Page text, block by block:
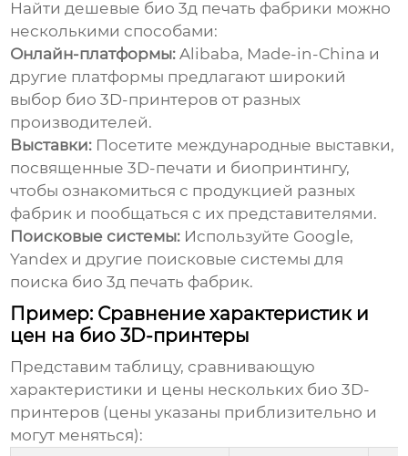
Найтидешевые био 3д печать фабрики можно
несколькими способами:
Онлайн-платформы: Alibaba, Made-in-China и
другие платформы предлагают широкий
выбор био 3D-принтеров от разных
производителей.
Выставки: Посетите международные выставки,
посвященные 3D-печати и биопринтингу,
чтобы ознакомиться с продукцией разных
фабрик и пообщаться с их представителями.
Поисковые системы: Используйте Google,
Yandex и другие поисковые системы для
поиска био 3д печать фабрик.
Пример: Сравнение характеристик и
цен на био 3D-принтеры
Представим таблицу, сравнивающую
характеристики и цены нескольких био 3D-
принтеров (цены указаны приблизительно и
могут меняться):